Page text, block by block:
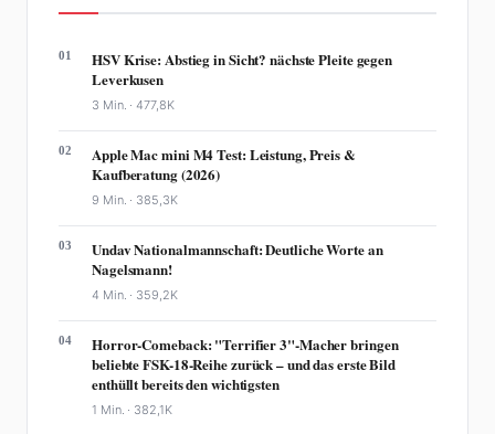
01
HSV Krise: Abstieg in Sicht? nächste Pleite gegen
Leverkusen
3 Min. ·477,8K
02
Apple Mac mini M4 Test: Leistung, Preis &
Kaufberatung (2026)
9 Min. · 385,3K
03
Undav Nationalmannschaft: Deutliche Worte an
Nagelsmann!
4 Min. · 359,2K
04
Horror-Comeback: "Terrifier 3"-Macher bringen
beliebte FSK-18-Reihe zurück – und das erste Bild
enthüllt bereits den wichtigsten
1 Min. · 382,1K